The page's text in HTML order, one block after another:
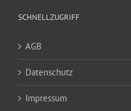
SCHNELLZUGRIFF
AGB
Datenschutz
Impressum